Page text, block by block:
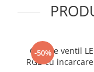
Huse Volan Piele
Nuca Volan
Odorizante Auto
-50%
Capace ventil
RGB cu